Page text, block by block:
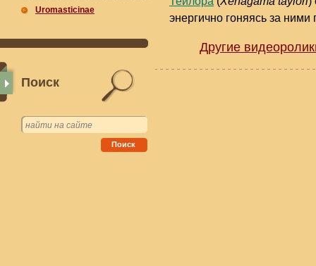
Uromasticinae
Поиск
Поиск
энергично гоняясь за ними
Другие